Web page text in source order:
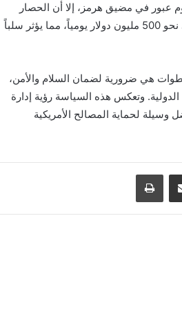
عبور في مضيق هرمز، إلا أن الحصار
البحري المفروض حالياً قد أسفر عن خسائر مالية فادحة للاقتصاد الإيراني، تصل إلى نحو 500 مليون دولار يومياً، مما يؤثر سلباً
هي ضرورية لضمان السلام والأمن،
وتعكس هذه السياسة رؤية إدارة
وسيلة لحماية المصالح الأمريكية
مشاركة عبر البريد طباعة